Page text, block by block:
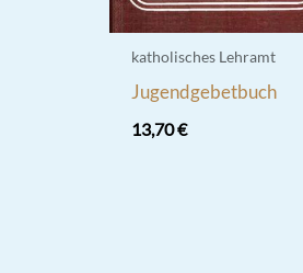
katholisches Lehramt
Jugendgebetbuch
13,70€